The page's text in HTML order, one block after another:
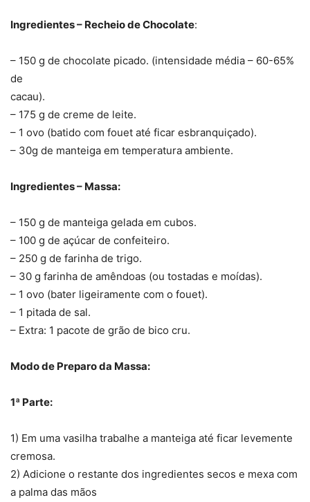
Ingredientes – Recheio de Chocolate:
– 150 g de chocolate picado. (intensidade média – 60-65%
de
cacau).
– 175 g de creme de leite.
– 1 ovo (batido com fouet até ficar esbranquiçado).
– 30g de manteiga em temperatura ambiente.
Ingredientes – Massa:
– 150 g de manteiga gelada em cubos.
– 100 g de açúcar de confeiteiro.
– 250 g de farinha de trigo.
– 30 g farinha de amêndoas (ou tostadas e moídas).
– 1 ovo (bater ligeiramente com o fouet).
– 1 pitada de sal.
– Extra: 1 pacote de grão de bico cru.
Modo de Preparo da Massa:
1ª Parte:
1) Em uma vasilha trabalhe a manteiga até ficar levemente
cremosa.
2) Adicione o restante dos ingredientes secos e mexa com
a palma das mãos